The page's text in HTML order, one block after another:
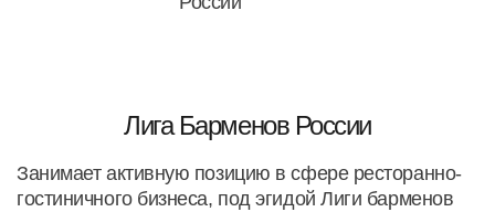
Лига Барменов России
Занимает активную позицию в сфере ресторанно-
гостиничного бизнеса, под эгидой Лиги барменов